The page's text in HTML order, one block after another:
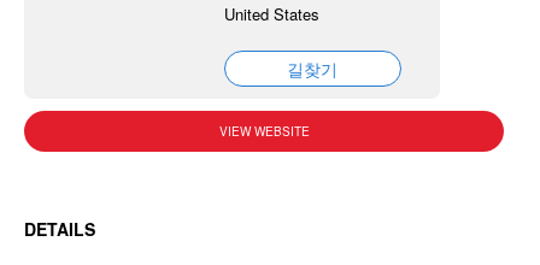
United States
길찾기
VIEW WEBSITE
DETAILS